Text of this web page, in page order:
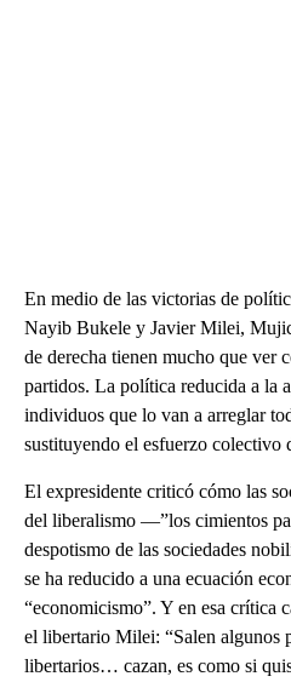
En medio de las victorias de
Nayib Bukele y Javier Milei,
de derecha tienen mucho que ver
partidos. La política reducida a la
individuos que lo van a arreglar
sustituyendo el esfuerzo colectivo
El expresidente criticó cómo las
del liberalismo —”los cimientos
despotismo de las sociedades
se ha reducido a una ecuación
“economicismo”. Y en esa crítica
el libertario Milei: “Salen algunos
libertarios… cazan, es como si